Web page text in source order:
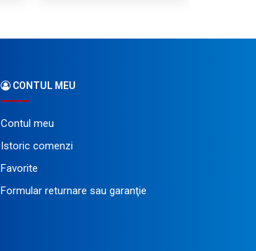
CONTUL MEU
Contul meu
Istoric comenzi
Favorite
Formular returnare sau garanţie